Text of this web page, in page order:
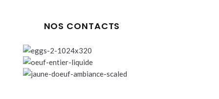
NOS CONTACTS